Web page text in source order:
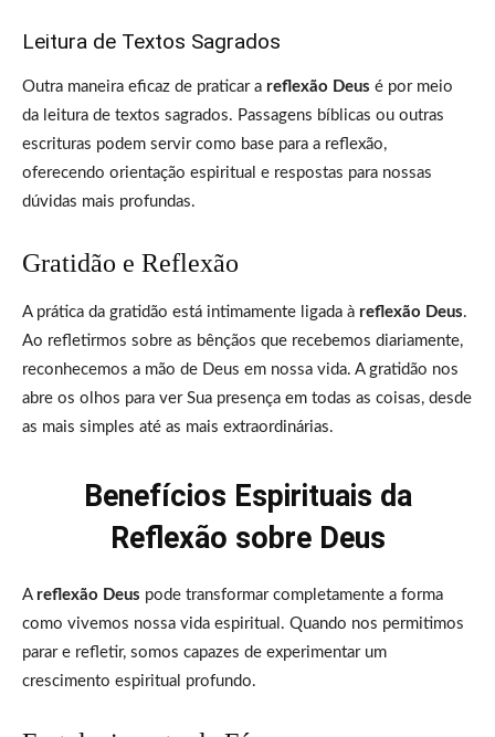
Leitura de Textos Sagrados
Outra maneira eficaz de praticar a reflexão Deus é por meio
da leitura de textos sagrados. Passagens bíblicas ou outras
escrituras podem servir como base para a reflexão,
oferecendo orientação espiritual e respostas para nossas
dúvidas mais profundas.
Gratidão e Reflexão
A prática da gratidão está intimamente ligada à reflexão Deus.
Ao refletirmos sobre as bênçãos que recebemos diariamente,
reconhecemos a mão de Deus em nossa vida. A gratidão nos
abre os olhos para ver Sua presença em todas as coisas, desde
as mais simples até as mais extraordinárias.
Benefícios Espirituais da
Reflexão sobre Deus
A reflexão Deus pode transformar completamente a forma
como vivemos nossa vida espiritual. Quando nos permitimos
parar e refletir, somos capazes de experimentar um
crescimento espiritual profundo.